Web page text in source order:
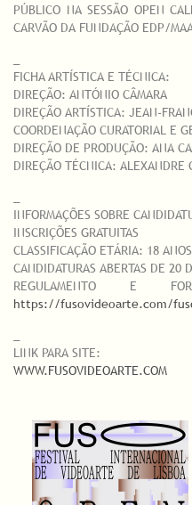
PÚBLICO NA SESSÃO OPEN
CARVÃO DA FUNDAÇÃO EDP/
FICHA ARTÍSTICA E TÉCNICA:
DIREÇÃO: ANTÓNIO CÂMARA
DIREÇÃO ARTÍSTICA: JEAN-
COORDENAÇÃO CURATORIAL E
DIREÇÃO DE PRODUÇÃO: ANA
DIREÇÃO TÉCNICA: ALEXANDRE
INFORMAÇÕES SOBRE
INSCRIÇÕES GRATUITAS
CLASSIFICAÇÃO ETÁRIA: 18 ANOS
CANDIDATURAS ABERTAS DE 20
REGULAMENTO E
https://fusovideoarte.com/
LINK PARA SITE:
WWW.FUSOVIDEOARTE.COM